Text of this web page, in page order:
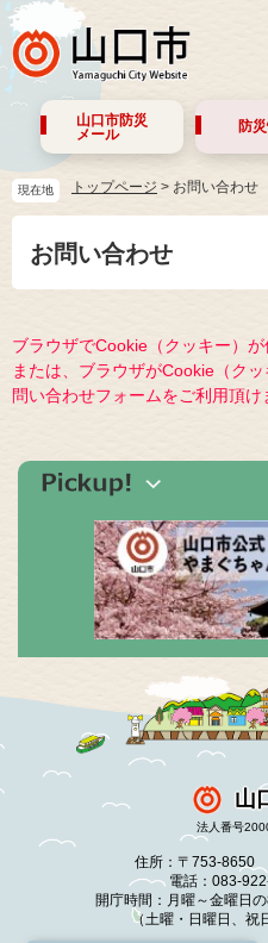
山口市防災
メール
防
現在地 トップページ > お問い合わせ
お問い合わせ
ブラウザでCookie（クッキー）
または、ブラウザがCookie（ク
問い合わせフォームをご利用頂け
山
法人番号
住所：〒753-8650
電話：083-
開庁時間：月曜～金曜日
（土曜・日曜日、祝